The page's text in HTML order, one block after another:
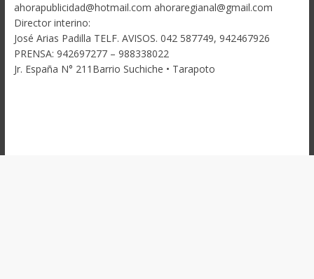
ahorapublicidad@hotmail.com ahoraregianal@gmail.com
Director interino:
José Arias Padilla TELF. AVISOS. 042 587749, 942467926
PRENSA: 942697277 – 988338022
Jr. España N° 211Barrio Suchiche • Tarapoto